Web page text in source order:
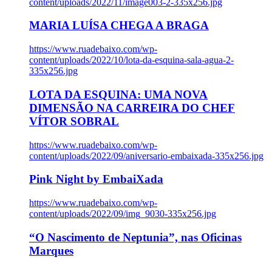
MARIA LUÍSA CHEGA A BRAGA
https://www.ruadebaixo.com/wp-
content/uploads/2022/10/lota-da-esquina-sala-agua-2-
335x256.jpg
LOTA DA ESQUINA: UMA NOVA
DIMENSÃO NA CARREIRA DO CHEF
VÍTOR SOBRAL
https://www.ruadebaixo.com/wp-
content/uploads/2022/09/aniversario-embaixada-335x256.jpg
Pink Night by EmbaiXada
https://www.ruadebaixo.com/wp-
content/uploads/2022/09/img_9030-335x256.jpg
“O Nascimento de Neptunia”, nas Oficinas
Marques